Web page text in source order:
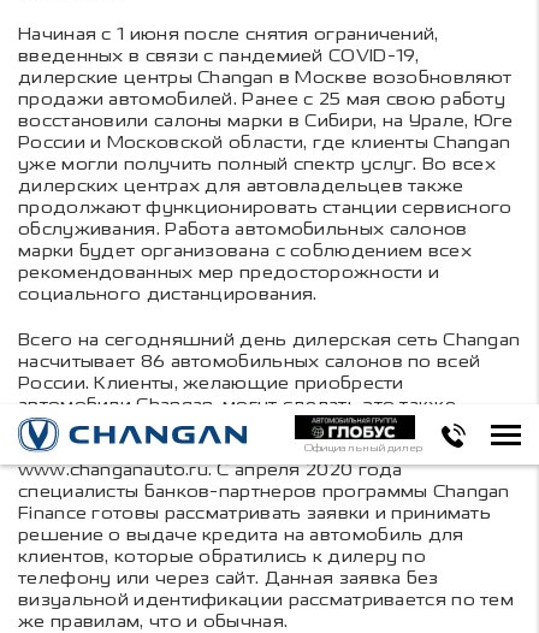
Официальный дилер
Начиная с 1 июня после снятия ограничений,
введенных в связи с пандемией COVID-19,
дилерские центрыChangan в Москве возобновляют
продажи автомобилей. Ранее с 25 мая свою работу
восстановили салоны марки в Сибири, на Урале, Юге
России и Московской области, где клиенты Changan
уже могли получить полный спектр услуг. Во всех
дилерских центрах для автовладельцев также
продолжают функционировать станции сервисного
обслуживания. Работа автомобильных салонов
марки будет организована с соблюдением всех
рекомендованных мер предосторожности и
социального дистанцирования.
Всего на сегодняшний день дилерская сеть Changan
насчитывает 86 автомобильных салонов по всей
России. Клиенты, желающие приобрести
автомобили Changan, могут сделать это также
онлайн. Заявку на бронирование можно оформить
не выходя из дома на официальном сайте компании
www.changanauto.ru. С апреля 2020 года
специалисты банков-партнеров программы Changan
Finance готовы рассматривать заявки и принимать
решение о выдаче кредита на автомобиль для
клиентов, которые обратились к дилеру по
телефону или через сайт. Данная заявка без
визуальной идентификации рассматривается по тем
же правилам, что и обычная.